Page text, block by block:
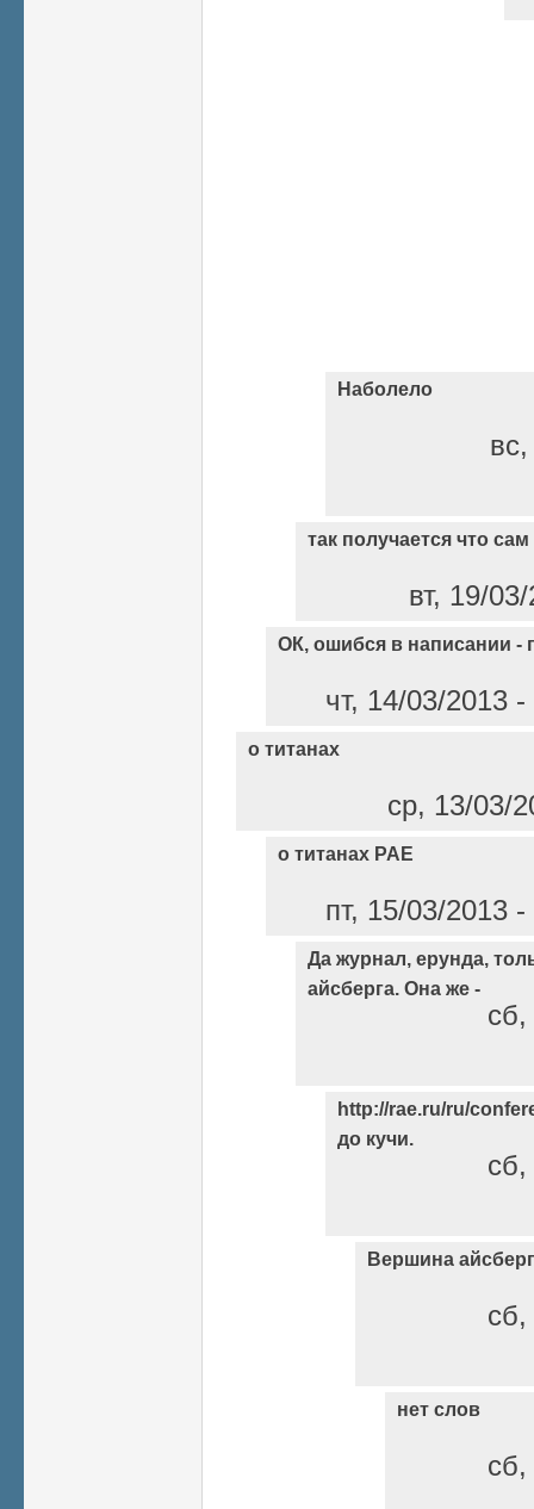
Наболело
так получается что
вт, 19/
ОК, ошибся в написании -
чт, 14/03/2013
о титанах
ср, 13/03/
о титанах РАЕ
пт, 15/03/2013
Да журнал, ерунда,
айсберга. Она же -
http://rae.ru/ru/
до кучи.
Вершина
нет слов